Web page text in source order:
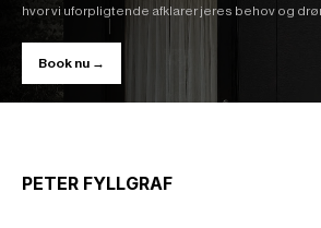
hvor vi uforpligtende afklarer jeres behov og
Book nu →
PETER FYLLGRAF